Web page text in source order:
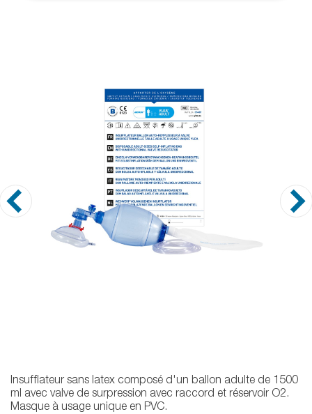
Insufflateur sans latex composé d'un ballon adulte de 1500
ml avec valve de surpression avec raccord et réservoir O2.
Masque à usage unique en PVC.